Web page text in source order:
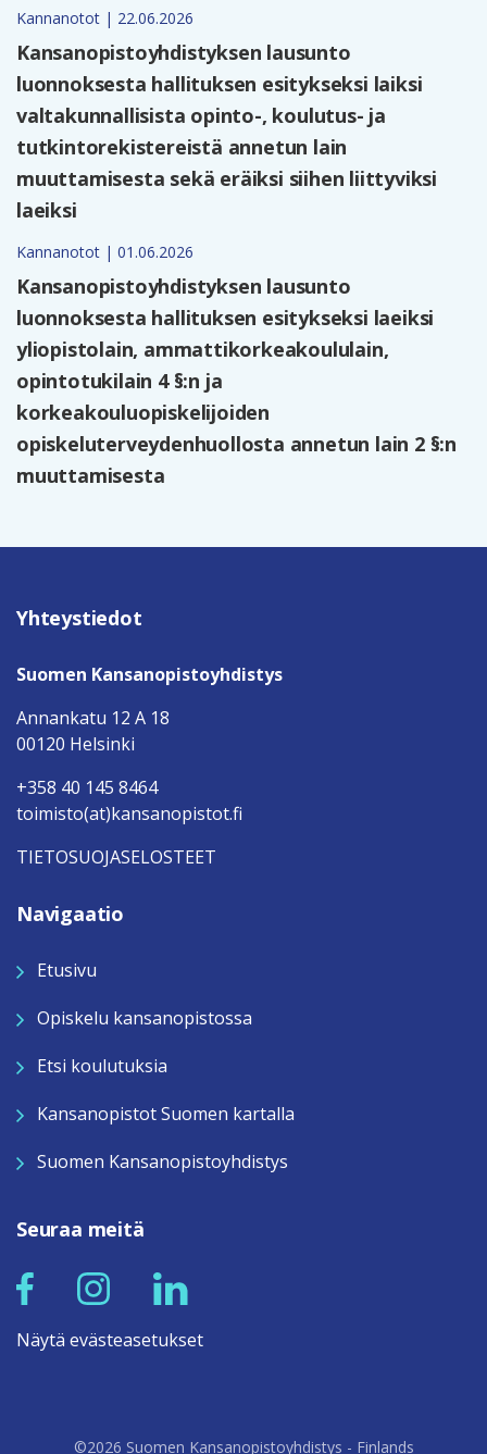
Kannanotot | 22.06.2026
Kansanopistoyhdistyksen lausunto
luonnoksesta hallituksen esitykseksi laiksi
valtakunnallisista opinto-, koulutus- ja
tutkintorekistereistä annetun lain
muuttamisesta sekä eräiksi siihen liittyviksi
laeiksi
Kannanotot | 01.06.2026
Kansanopistoyhdistyksen lausunto
luonnoksesta hallituksen esitykseksi laeiksi
yliopistolain, ammattikorkeakoululain,
opintotukilain 4 §:n ja
korkeakouluopiskelijoiden
opiskeluterveydenhuollosta annetun lain 2 §:n
muuttamisesta
Yhteystiedot
Suomen Kansanopistoyhdistys
Annankatu 12 A 18
00120 Helsinki
+358 40 145 8464
toimisto(at)kansanopistot.fi
TIETOSUOJASELOSTEET
Navigaatio
Etusivu
Opiskelu kansanopistossa
Etsi koulutuksia
Kansanopistot Suomen kartalla
Suomen Kansanopistoyhdistys
Seuraa meitä
Näytä evästeasetukset
©2026 Suomen Kansanopistoyhdistys - Finlands